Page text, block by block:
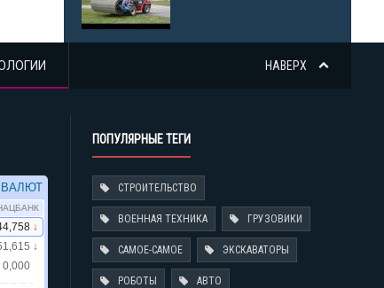
НАВЕРХ
ПОПУЛЯРНЫЕ ТЕГИ
СТРОИТЕЛЬСТВО
ВОЕННАЯ ТЕХНИКА ГРУЗОВИКИ
САМОЕ-САМОЕ ЭКСКАВАТОРЫ
РОБОТЫ АВТО